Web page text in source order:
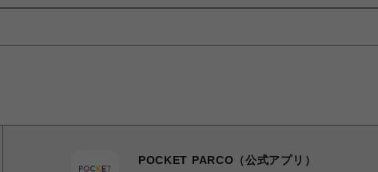
POCKET PARCO（公式アプリ）